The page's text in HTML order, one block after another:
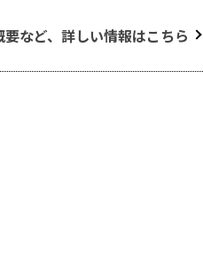
など、詳しい情報はこちら